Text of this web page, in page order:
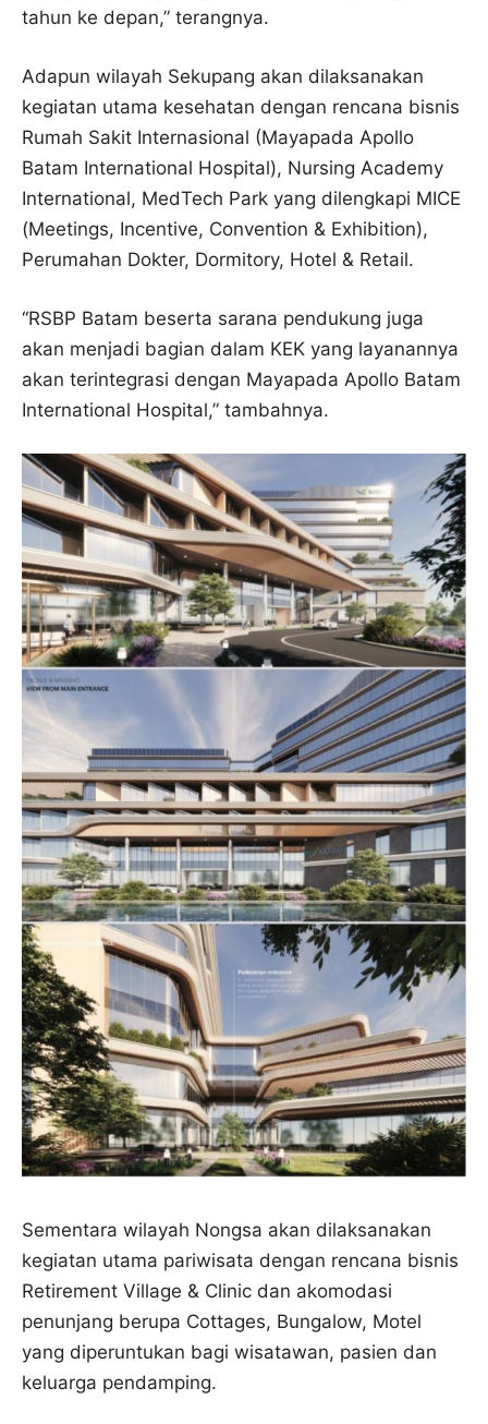
tahun ke depan,” terangnya.
Adapun wilayah Sekupang akan dilaksanakan
kegiatan utama kesehatan dengan rencana bisnis
Rumah Sakit Internasional (Mayapada Apollo
Batam International Hospital), Nursing Academy
International, MedTech Park yang dilengkapi MICE
(Meetings, Incentive, Convention & Exhibition),
Perumahan Dokter, Dormitory, Hotel & Retail.
“RSBP Batam beserta sarana pendukung juga
akan menjadi bagian dalam KEK yang layanannya
akan terintegrasi dengan Mayapada Apollo Batam
International Hospital,” tambahnya.
Sementara wilayah Nongsa akan dilaksanakan
kegiatan utama pariwisata dengan rencana bisnis
Retirement Village & Clinic dan akomodasi
penunjang berupa Cottages, Bungalow, Motel
yang diperuntukan bagi wisatawan, pasien dan
keluarga pendamping.